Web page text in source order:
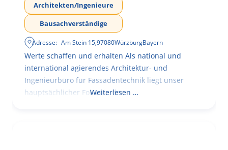
Architekten/Ingenieure
Bausachverständige
Adresse: Am Stein 15,97080WürzburgBayern
Werte schaffen und erhalten Als national und
international agierendes Architektur- und
Ingenieurbüro für Fassadentechnik liegt unser
hauptsächlicher Fokus in der
Weiterlesen …